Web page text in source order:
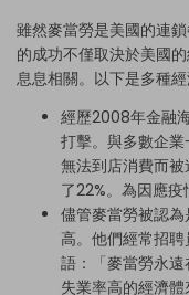
雖然麥當勞是美國的連
的成功不僅取決於美國
息息相關。以下是多種
經歷2008年金融
打擊。與多數企
無法到店消費而
了22%。為因應疫
儘管麥當勞被認
高。他們經常招
語：「麥當勞永
失業率高的經濟體